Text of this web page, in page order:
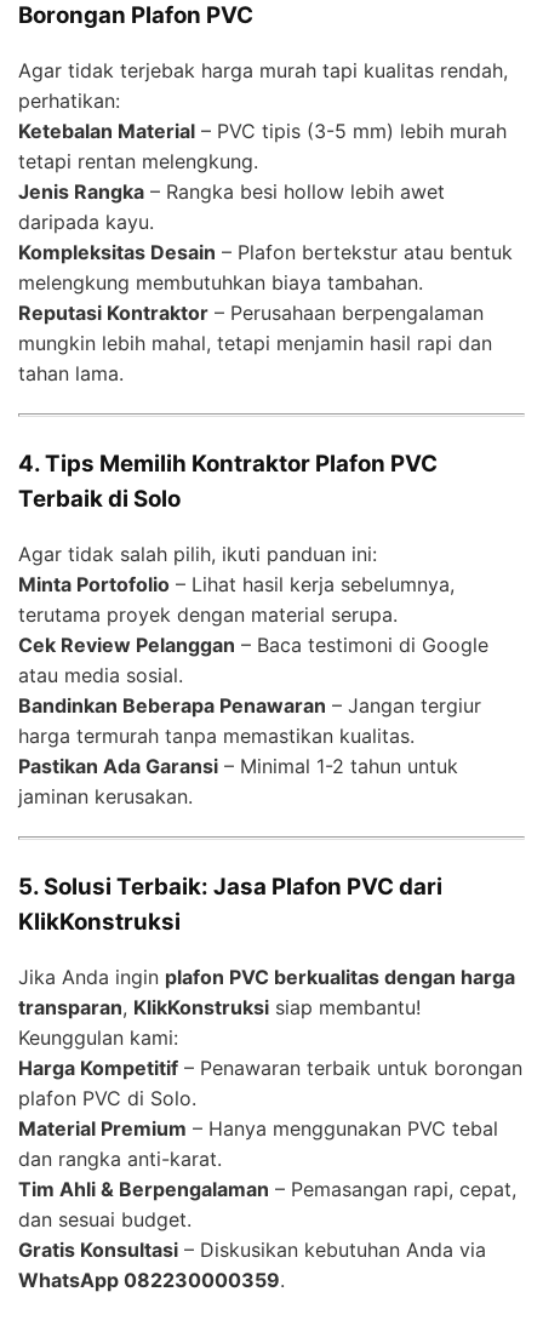
Borongan Plafon PVC
Agar tidak terjebak harga murah tapi kualitas rendah,
perhatikan:
Ketebalan Material – PVC tipis (3-5 mm) lebih murah
tetapi rentan melengkung.
Jenis Rangka – Rangka besi hollow lebih awet
daripada kayu.
Kompleksitas Desain – Plafon bertekstur atau bentuk
melengkung membutuhkan biaya tambahan.
Reputasi Kontraktor – Perusahaan berpengalaman
mungkin lebih mahal, tetapi menjamin hasil rapi dan
tahan lama.
4. Tips Memilih Kontraktor Plafon PVC
Terbaik di Solo
Agar tidak salah pilih, ikuti panduan ini:
Minta Portofolio – Lihat hasil kerja sebelumnya,
terutama proyek dengan material serupa.
Cek Review Pelanggan – Baca testimoni di Google
atau media sosial.
Bandinkan Beberapa Penawaran – Jangan tergiur
harga termurah tanpa memastikan kualitas.
Pastikan Ada Garansi – Minimal 1-2 tahun untuk
jaminan kerusakan.
5. Solusi Terbaik: Jasa Plafon PVC dari
KlikKonstruksi
Jika Anda ingin plafon PVC berkualitas dengan harga
transparan, KlikKonstruksi siap membantu!
Keunggulan kami:
Harga Kompetitif – Penawaran terbaik untuk borongan
plafon PVC di Solo.
Material Premium – Hanya menggunakan PVC tebal
dan rangka anti-karat.
Tim Ahli & Berpengalaman – Pemasangan rapi, cepat,
dan sesuai budget.
Gratis Konsultasi – Diskusikan kebutuhan Anda via
WhatsApp 082230000359.